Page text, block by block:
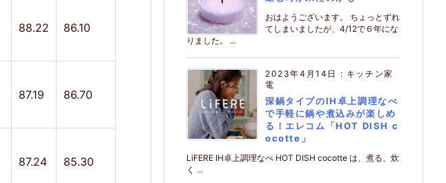
88.22 86.10
87.19 86.70
87.24 85.30
おはようございます。 ちょっとずれ
てしまいましたが、4/12で６年にな
りました。 ...
2023年4月14日 : キッチン家
電
深鍋タイプのIH卓上調理なべ
で手軽に鍋や煮込みが楽しめ
る！エレコム「HOT DISH c
ocotte」
LiFERE IH卓上調理なべ HOT DISH cocotte は、煮る、炊
く ...